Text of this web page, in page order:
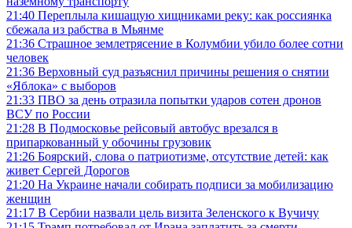
21:40 Переплыла кишащую хищниками реку: как россиянка
сбежала из рабства в Мьянме
21:36 Страшное землетрясение в Колумбии убило более сотни
человек
21:36 Верховный суд разъяснил причины решения о снятии
«Яблока» с выборов
21:33 ПВО за день отразила попытки ударов сотен дронов
ВСУ по России
21:28 В Подмосковье рейсовый автобус врезался в
припаркованный у обочины грузовик
21:26 Боярский, слова о патриотизме, отсутствие детей: как
живет Сергей Дорогов
21:20 На Украине начали собирать подписи за мобилизацию
женщин
21:17 В Сербии назвали цель визита Зеленского к Вучичу